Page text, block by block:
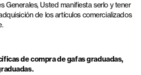
Generales, Usted manifiesta serlo y tener
de los artículos comercializados
de compra de gafas graduadas,